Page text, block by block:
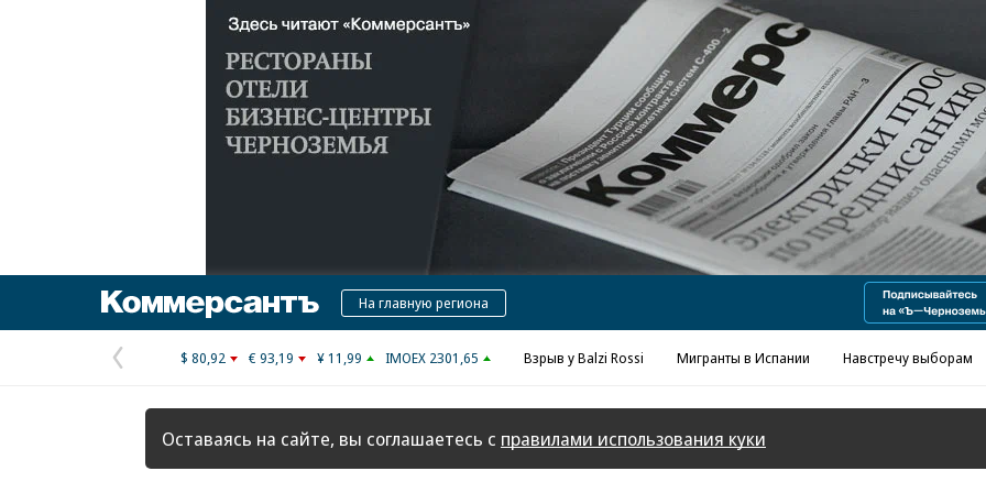
КоммерсантъНа главную региона
Предыдущая
страница
$ 80,92 € 93,19 ¥ 11,99 IMOEX 2301,65 Взрыв у Balzi Rossi Мигранты в Испании Навстречу выборам
Оставаясь на сайте, вы соглашаетесь с правилами использования куки